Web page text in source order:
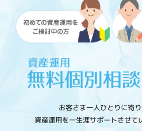
お客さま一人ひとりに寄
資産運用を一生涯サポートさせて